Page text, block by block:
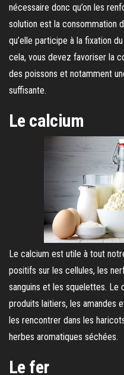
nécessaire donc qu’on les
solution est la consommation
qu’elle participe à la fixation
cela, vous devez favoriser la
des poissons et notamment
suffisante.
Le calcium
Le calcium est utile à tout
positifs sur les cellules, les
sanguins et les squelettes. Le
produits laitiers, les amandes
les rencontrer dans les
herbes aromatiques séchées.
Le fer